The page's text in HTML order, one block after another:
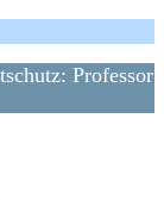
Professor